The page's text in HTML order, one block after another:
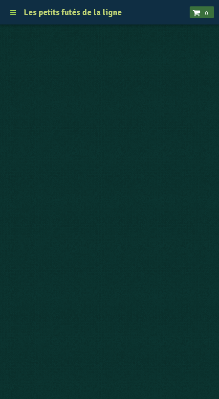
Les petits futés de la ligne 0